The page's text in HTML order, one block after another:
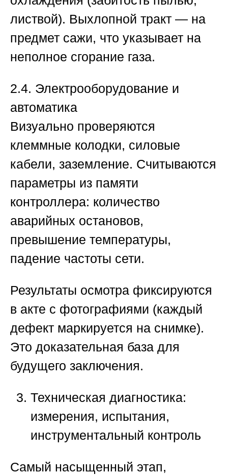
листвой). Выхлопной тракт — на
предмет сажи, что указывает на
неполное сгорание газа.
2.4. Электрооборудование и
автоматика
Визуально проверяются
клеммные колодки, силовые
кабели, заземление. Считываются
параметры из памяти
контроллера: количество
аварийных остановов,
превышение температуры,
падение частоты сети.
Результаты осмотра фиксируются
в акте с фотографиями (каждый
дефект маркируется на снимке).
Это доказательная база для
будущего заключения.
Техническая диагностика:
измерения, испытания,
инструментальный контроль
Самый насыщенный этап,